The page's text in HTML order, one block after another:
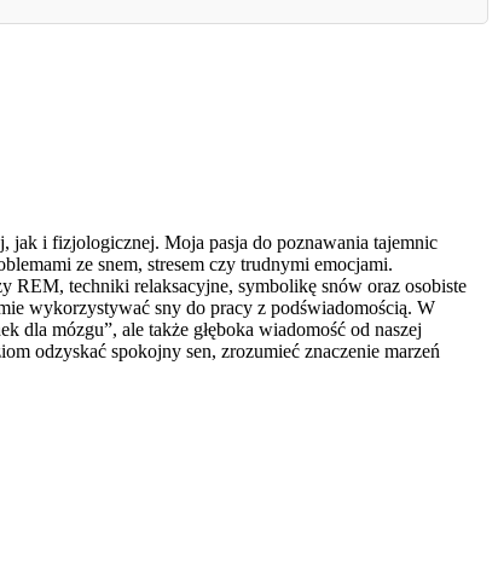
jak i fizjologicznej. Moja pasja do poznawania tajemnic
ze snem, stresem czy trudnymi emocjami.
REM, techniki relaksacyjne, symbolikę snów oraz osobiste
wykorzystywać sny do pracy z podświadomością. W
dla mózgu”, ale także głęboka wiadomość od naszej
odzyskać spokojny sen, zrozumieć znaczenie marzeń